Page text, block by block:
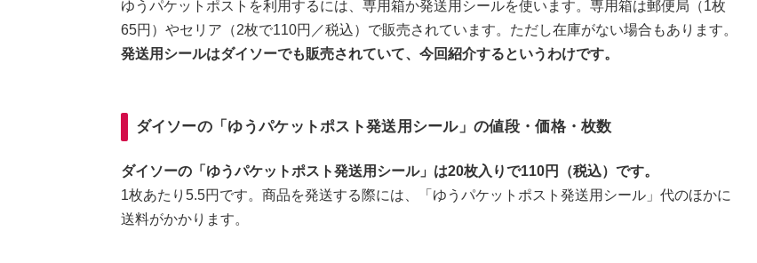
ゆうパケットポストを利用するには、専用箱か発送用シールを使います。専用箱は郵便局（1枚
65円）やセリア（2枚で110円／税込）で販売されています。ただし在庫がない場合もあります。
発送用シールはダイソーでも販売されていて、今回紹介するというわけです。
ダイソーの「ゆうパケットポスト発送用シール」の値段・価格・枚数
ダイソーの「ゆうパケットポスト発送用シール」は20枚入りで110円（税込）です。
1枚あたり5.5円です。商品を発送する際には、「ゆうパケットポスト発送用シール」代のほかに
送料がかかります。